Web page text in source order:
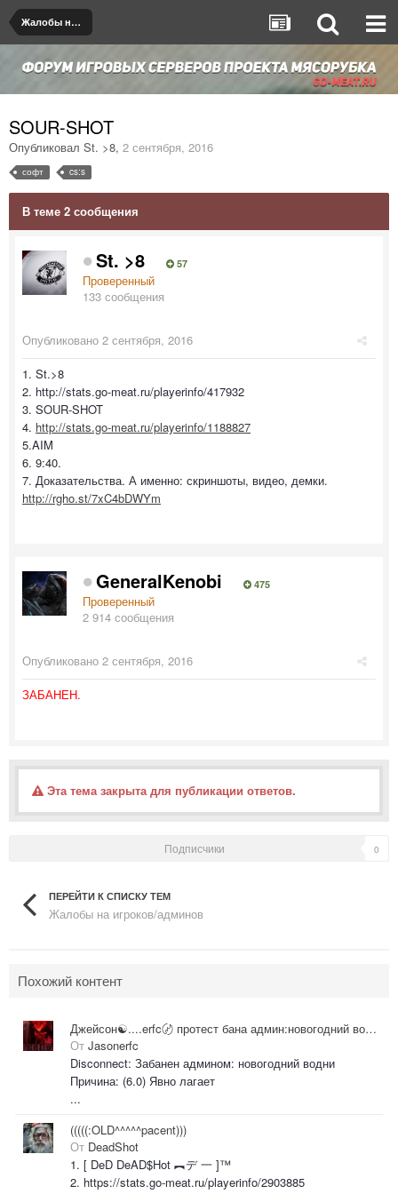
Жалобы на игроков/админов
SOUR-SHOT
Опубликовал St. >8, 2 сентября, 2016
софт cs:s
В теме 2 сообщения
St. >8 57
Проверенный
133 сообщения
Опубликовано 2 сентября, 2016
1. St.>8
2. http://stats.go-meat.ru/playerinfo/417932
3. SOUR-SHOT
4. http://stats.go-meat.ru/playerinfo/1188827
5.AIM
6. 9:40.
7. Доказательства. А именно: скриншоты, видео, демки.
http://rgho.st/7xC4bDWYm
GeneralKenobi 475
Проверенный
2 914 сообщения
Опубликовано 2 сентября, 2016
ЗАБАНЕН.
Эта тема закрыта для публикации ответов.
Подписчики 0
ПЕРЕЙТИ К СПИСКУ ТЕМ
Жалобы на игроков/админов
Похожий контент
Джейсон☯....erfc〄 протест бана админ:новогодний водни
От Jasonerfc
Disconnect: Забанен админом: новогодний водни
Причина: (6.0) Явно лагает
...
(((((:OLD^^^^^pacent)))
От DeadShot
1. [ DeD DeAD$Hot ︻デ 一 ]™
2. https://stats.go-meat.ru/playerinfo/2903885